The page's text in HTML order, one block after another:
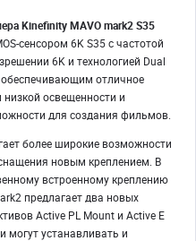
Kinefinity MAVO mark2 S35
сенсором 6K S35 с частотой
6K и технологией Dual
обеспечивающим отличное
низкой освещенности и
для создания фильмов.
более широкие возможности
новым креплением. В
встроенному креплению
предлагает два новых
Active PL Mount и Active E
могут устанавливать и